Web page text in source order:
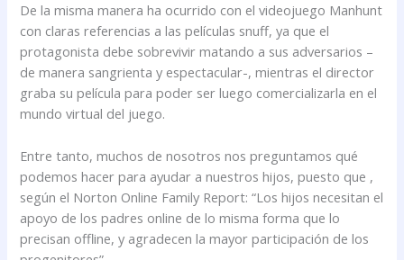
De la misma manera ha ocurrido con el videojuego Manhunt
con claras referencias a las películas snuff, ya que el
protagonista debe sobrevivir matando a sus adversarios –
de manera sangrienta y espectacular-, mientras el director
graba su película para poder ser luego comercializarla en el
mundo virtual del juego.
Entre tanto, muchos de nosotros nos preguntamos qué
podemos hacer para ayudar a nuestros hijos, puesto que ,
según el Norton Online Family Report: “Los hijos necesitan el
apoyo de los padres online de lo misma forma que lo
precisan offline, y agradecen la mayor participación de los